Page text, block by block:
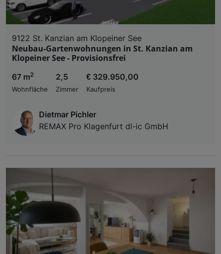
9122 St. Kanzian am Klopeiner See
Neubau-Gartenwohnungen in St. Kanzian am
Klopeiner See - Provisionsfrei
67 m2
Wohnfläche
2,5
Zimmer
€ 329.950,00
Kaufpreis
Dietmar Pichler
REMAX Pro Klagenfurt dl-ic GmbH